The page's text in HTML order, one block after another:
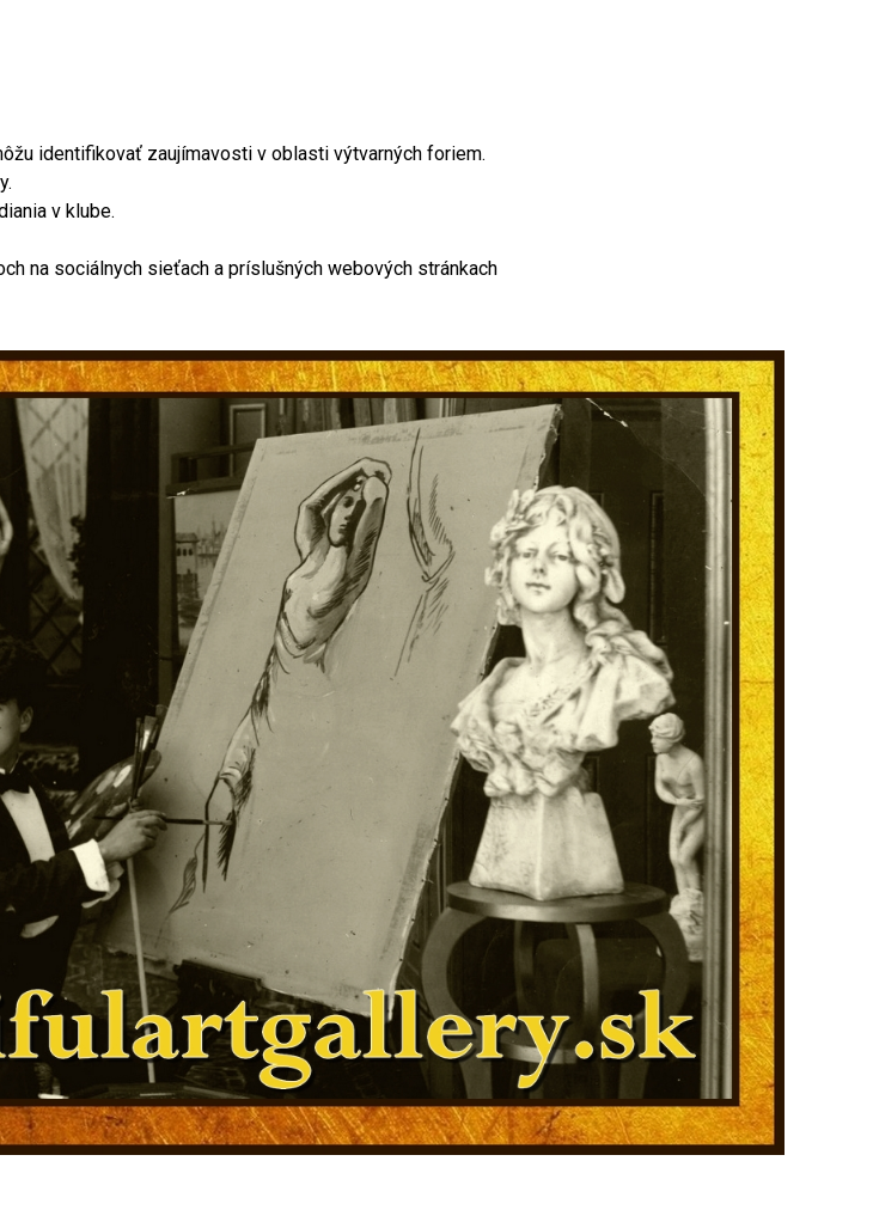
identifikovať zaujímavosti v oblasti výtvarných foriem.
v klube.
na sociálnych sieťach a príslušných webových stránkach